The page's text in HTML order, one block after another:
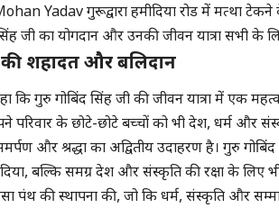
Mohan Yadav गुरूद्वारा हमीदिया रोड में मत्था
जी का योगदान और उनकी जीवन यात्रा सभी के
की शहादत और बलिदान
कि गुरु गोबिंद सिंह जी की जीवन यात्रा में एक
के छोटे-छोटे बच्चों को भी देश, धर्म और
समर्पण और श्रद्धा का अद्वितीय उदाहरण है। गुरु
बल्कि समग्र देश और संस्कृति की रक्षा के लिए
पंथ की स्थापना की, जो कि धर्म, संस्कृति और